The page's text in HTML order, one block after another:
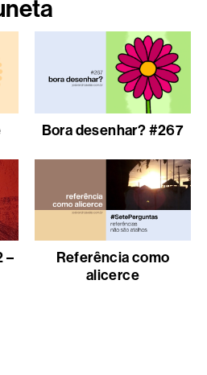
Bora desenhar? #267
–
Referência como
alicerce